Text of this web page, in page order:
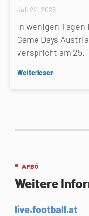
Juli 22, 2026
In wenigen
Game Days
verspricht am 25.
Weiterlesen
AFBÖ
Weitere
live.football.at